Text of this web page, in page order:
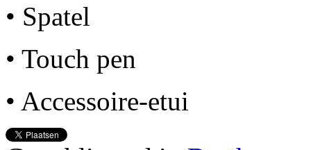
• Spatel
• Touch pen
• Accessoire-etui